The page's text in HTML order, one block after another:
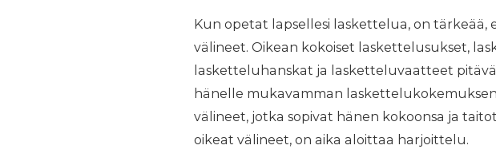
Kun opetat lapsellesi laskettelua, on tärkeää,
välineet. Oikean kokoiset laskettelusukset,
lasketteluhanskat ja lasketteluvaatteet
hänelle mukavamman
välineet, jotka sopivat hänen kokoonsa ja
oikeat välineet, on aika aloittaa harjoittelu.